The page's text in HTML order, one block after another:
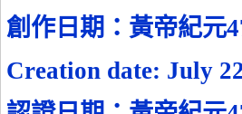
創作日期：黃帝紀元
Creation date: July